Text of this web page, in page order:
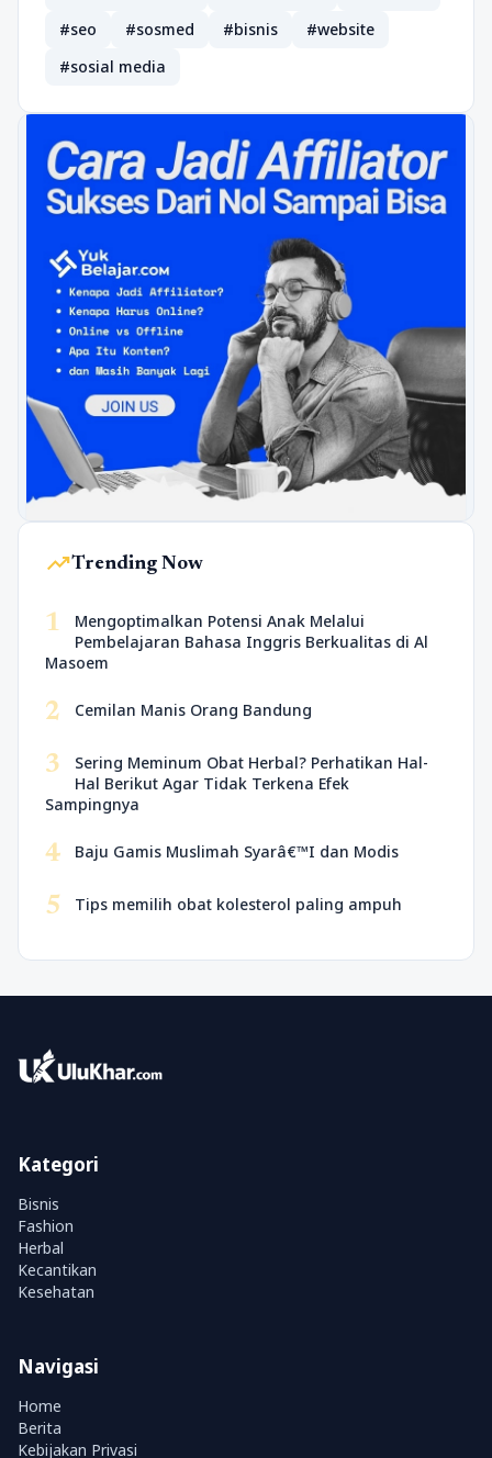
#seo
#sosmed #bisnis
#website
#sosial media
trending_upTrending Now
1
Mengoptimalkan Potensi Anak Melalui
Pembelajaran Bahasa Inggris Berkualitas di Al
Masoem
2 Cemilan Manis Orang Bandung
3
Sering Meminum Obat Herbal? Perhatikan Hal-
Hal Berikut Agar Tidak Terkena Efek
Sampingnya
4 Baju Gamis Muslimah Syarâ€™I dan Modis
5 Tips memilih obat kolesterol paling ampuh
Kategori
Bisnis
Fashion
Herbal
Kecantikan
Kesehatan
Navigasi
Home
Berita
Kebijakan Privasi